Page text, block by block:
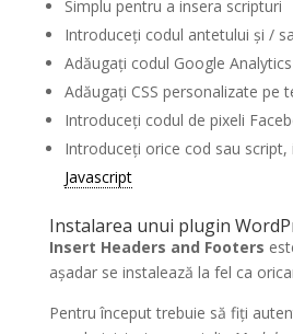
Simplu pentru a insera scripturi
Introduceți codul antetului și /
Adăugați codul Google
Adăugați CSS personalizate pe
Introduceți codul de pixeli
Introduceți orice cod sau script,
Javascript
Instalarea unui plugin
Insert Headers and Footers
așadar se instalează la fel ca
Pentru început trebuie să fiți